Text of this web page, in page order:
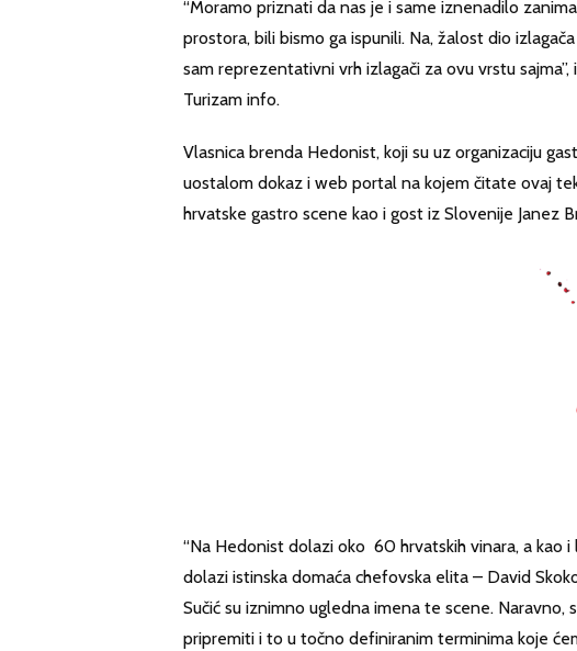
“Moramo priznati da nas je i same iznenadilo
prostora, bili bismo ga ispunili. Na, žalost dio
sam reprezentativni vrh izlagači za ovu vrstu
Turizam info.
Vlasnica brenda Hedonist, koji su uz organizaciju
uostalom dokaz i web portal na kojem čitate ovaj
hrvatske gastro scene kao i gost iz Slovenije Janez
“Na Hedonist dolazi oko 60 hrvatskih vinara, a kao
dolazi istinska domaća chefovska elita – David
Sučić su iznimno ugledna imena te scene.
pripremiti i to u točno definiranim terminima koje